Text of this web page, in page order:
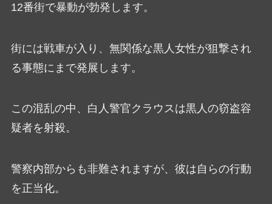
12番街で暴動が勃発します。
街には戦車が入り、無関係な黒人女性が狙撃され
る事態にまで発展します。
この混乱の中、白人警官クラウスは黒人の窃盗容
疑者を射殺。
警察内部からも非難されますが、彼は自らの行動
を正当化。